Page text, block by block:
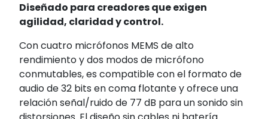
Diseñado para creadores que exigen
agilidad, claridad y control.
Con cuatro micrófonos MEMS de alto
rendimiento y dos modos de micrófono
conmutables, es compatible con el formato de
audio de 32 bits en coma flotante y ofrece una
relación señal/ruido de 77 dB para un sonido sin